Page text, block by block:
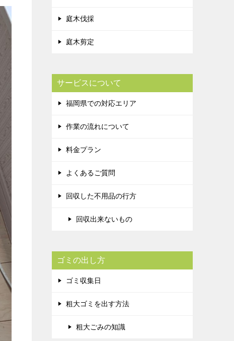
庭木伐採
庭木剪定
サービスについて
福岡県での対応エリア
作業の流れについて
料金プラン
よくあるご質問
回収した不用品の行方
回収出来ないもの
ゴミの出し方
ゴミ収集日
粗大ゴミを出す方法
粗大ごみの知識